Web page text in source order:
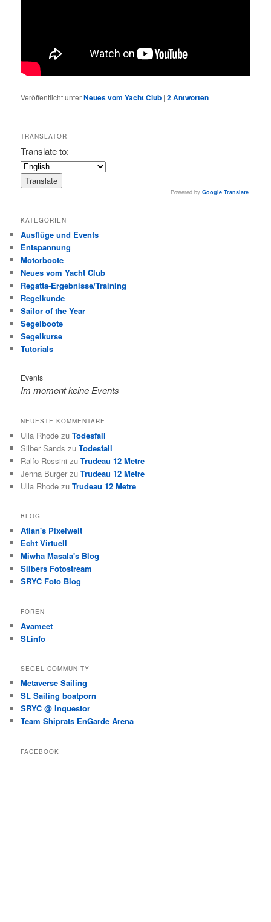
Veröffentlicht unterNeues vom Yacht Club |2Antworten
TRANSLATOR
Translate to:
Powered by Google Translate.
KATEGORIEN
Ausflüge und Events
Entspannung
Motorboote
Neues vom Yacht Club
Regatta-Ergebnisse/Training
Regelkunde
Sailor of the Year
Segelboote
Segelkurse
Tutorials
Events
Im moment keine Events
NEUESTE KOMMENTARE
Ulla Rhode zuTodesfall
Silber Sands zuTodesfall
Ralfo Rossini zuTrudeau 12 Metre
Jenna Burger zuTrudeau 12 Metre
Ulla Rhode zuTrudeau 12 Metre
BLOG
Atlan's Pixelwelt
Echt Virtuell
Miwha Masala's Blog
Silbers Fotostream
SRYC Foto Blog
FOREN
Avameet
SLinfo
SEGEL COMMUNITY
Metaverse Sailing
SL Sailing boatporn
SRYC @ Inquestor
Team Shiprats EnGarde Arena
FACEBOOK